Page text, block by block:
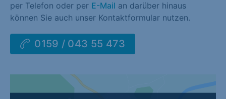
per Telefon oder per E-Mail an darüber hinaus
können Sie auch unser Kontaktformular nutzen.
0159 / 043 55 473